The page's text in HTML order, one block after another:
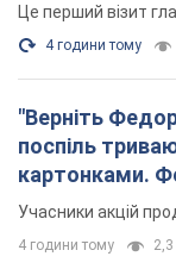
Це перший візит
4 години тому
"Верніть
поспіль
картонками.
Учасники акцій
4 години тому 2,3